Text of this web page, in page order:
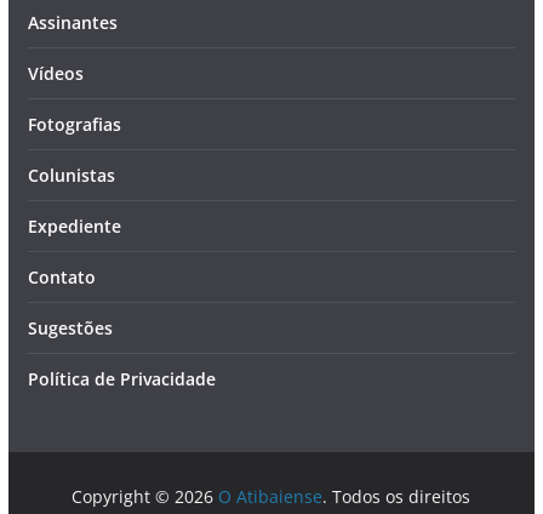
Assinantes
Vídeos
Fotografias
Colunistas
Expediente
Contato
Sugestões
Política de Privacidade
Copyright © 2026 O Atibaiense. Todos os direitos